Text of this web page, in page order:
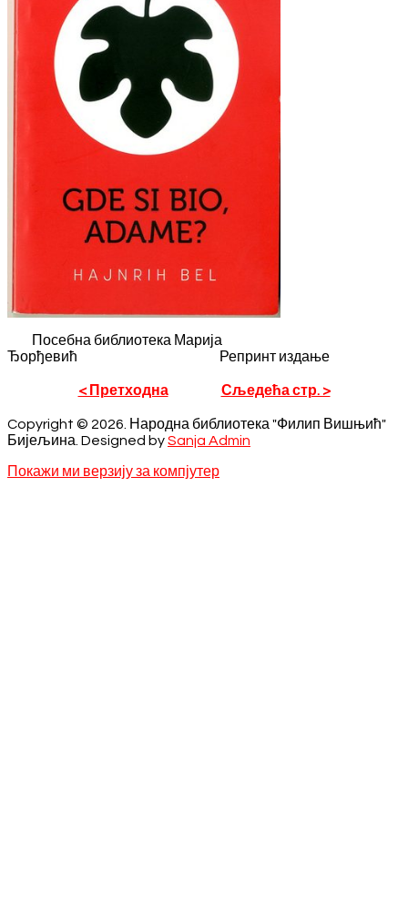
Посебна библиотека Марија
Ђорђевић Репринт издање
< Претходна Сљедећа стр. >
Copyright © 2026. Народна библиотека "Филип Вишњић"
Бијељина. Designed bySanja Admin
Покажи ми верзију за компјутер